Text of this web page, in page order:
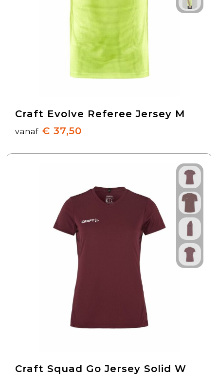
Craft Evolve Referee Jersey M
vanaf € 37,50
Craft Squad Go Jersey Solid W